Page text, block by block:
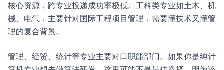
核心资源，跨专业投递成功率极低。工科类专业如土木、机
械、电气，主要针对国际工程项目管理，需要懂技术又懂管
理的复合背景。
管理、经贸、统计等专业主要对口职能部门。如果你是纯计